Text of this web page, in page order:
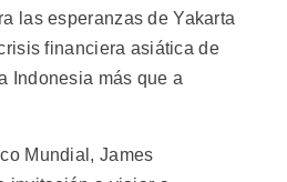
las esperanzas de Yakarta
financiera asiática de
Indonesia más que a
Mundial, James